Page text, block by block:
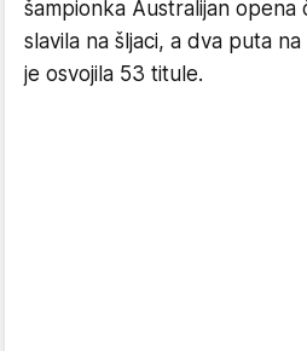
šampionka Australijan
slavila na šljaci, a dva puta
je osvojila 53 titule.